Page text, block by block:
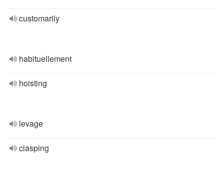
customarily
habituellement
hoisting
levage
clasping